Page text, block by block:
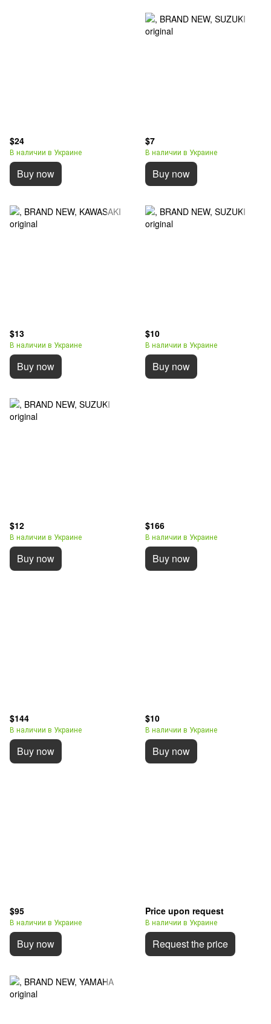
$24
В наличии в Украине
Buy now
$7
В наличии в Украине
Buy now
$13
В наличии в Украине
Buy now
$10
В наличии в Украине
Buy now
$12
В наличии в Украине
Buy now
$166
В наличии в Украине
Buy now
$144
В наличии в Украине
Buy now
$10
В наличии в Украине
Buy now
$95
В наличии в Украине
Buy now
Price upon request
В наличии в Украине
Request the price